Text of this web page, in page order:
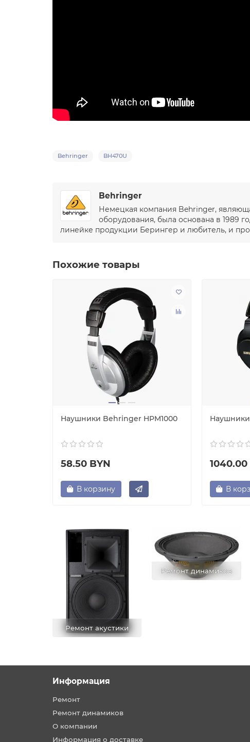
Behringer BH470U
Behringer
Немецкая компания Behringer,
оборудования, была основана в 1989
линейке продукции Берингер и любитель, и
Похожие товары
Наушники Behringer HPM1000
58.50 BYN
В корзину
Наушники
1040.00
В
Ремонт акустики
Ремонт динамиков
Информация
Ремонт
Ремонт динамиков
О компании
Информация о доставке